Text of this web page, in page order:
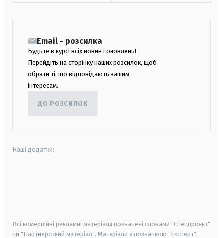
Email - розсилка
Будьте в курсі всіх новин і оновлень!
Перейдіть на сторінку наших розсилок, щоб
обрати ті, що відповідають вашим
інтересам.
ДО РОЗСИЛОК
Наші додатки:
Всі комерційні рекламні матеріали позначені словами "Спецпроєкт"
чи "Партнерський матеріал". Матеріали з позначкою "Експерт",